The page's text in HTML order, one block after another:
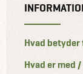
Hvad
Hvad er med